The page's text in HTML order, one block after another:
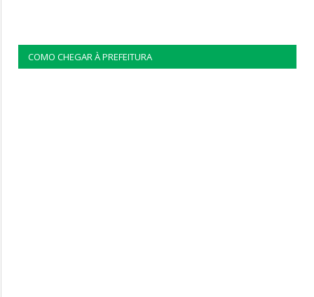
COMO CHEGAR À PREFEITURA